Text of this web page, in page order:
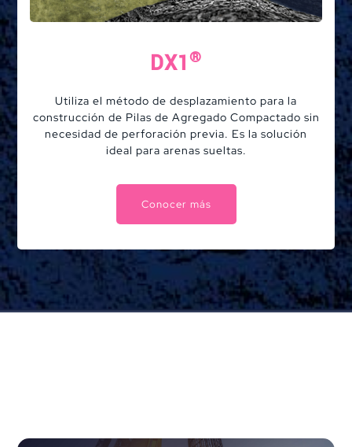
DX1®
Utiliza el método de desplazamiento para la
construcción de Pilas de Agregado Compactado sin
necesidad de perforación previa. Es la solución
ideal para arenas sueltas.
Conocer más